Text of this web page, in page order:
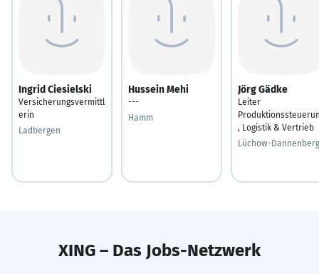
Ingrid Ciesielski
Versicherungsvermittl
erin
Ladbergen
Hussein Mehi
---
Hamm
Jörg Gädke
Leiter
, Logistik & Vertrieb
Lüchow-Dannenberg
XING – Das Jobs-Netzwerk